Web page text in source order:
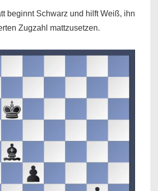
beginnt Schwarz und hilft Weiß, ihn
Zugzahl mattzusetzen.